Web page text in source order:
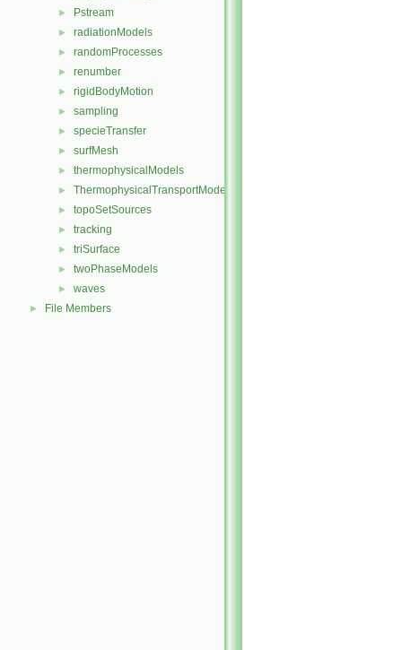
► Pstream
► radiationModels
► randomProcesses
► renumber
► rigidBodyMotion
► sampling
► specieTransfer
► surfMesh
► thermophysicalModels
► ThermophysicalTransportModels
► topoSetSources
► tracking
► triSurface
► twoPhaseModels
► waves
► File Members